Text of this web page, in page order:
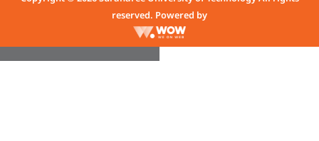
reserved. Powered by